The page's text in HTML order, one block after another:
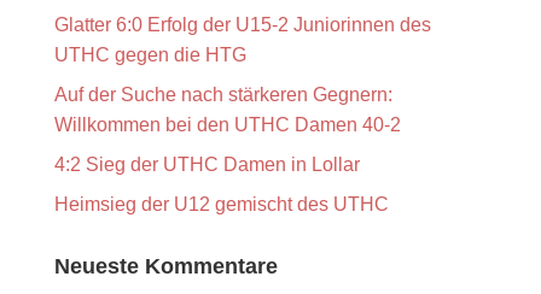
Glatter 6:0 Erfolg der U15-2 Juniorinnen des
UTHC gegen die HTG
Auf der Suche nach stärkeren Gegnern:
Willkommen bei den UTHC Damen 40-2
4:2 Sieg der UTHC Damen in Lollar
Heimsieg der U12 gemischt des UTHC
Neueste Kommentare